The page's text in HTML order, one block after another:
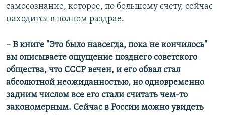
самосознание, которое, по большому счету, сейчас
находится в полном раздрае.
– В книге "Это было навсегда, пока не кончилось"
вы описываете ощущение позднего советского
общества, что СССР вечен, и его обвал стал
абсолютной неожиданностью, но одновременно
задним числом все его стали считать чем-то
закономерным. Сейчас в России можно увидеть